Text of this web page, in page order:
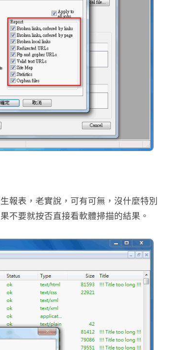
報表，老實說，可有可無，沒什麼特別
不要就按否直接看軟體掃描的結果。